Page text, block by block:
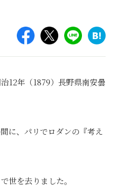
12年（1879）長野県南安曇
に、パリでロダンの『考え
世を去りました。